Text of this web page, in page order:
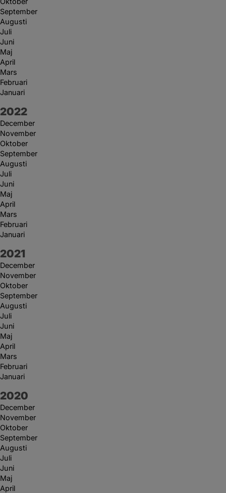
September
Augusti
Juli
Juni
Maj
April
Mars
Februari
Januari
År:
2022
December
November
Oktober
September
Augusti
Juli
Juni
Maj
April
Mars
Februari
Januari
År:
2021
December
November
Oktober
September
Augusti
Juli
Juni
Maj
April
Mars
Februari
Januari
År:
2020
December
November
Oktober
September
Augusti
Juli
Juni
Maj
April